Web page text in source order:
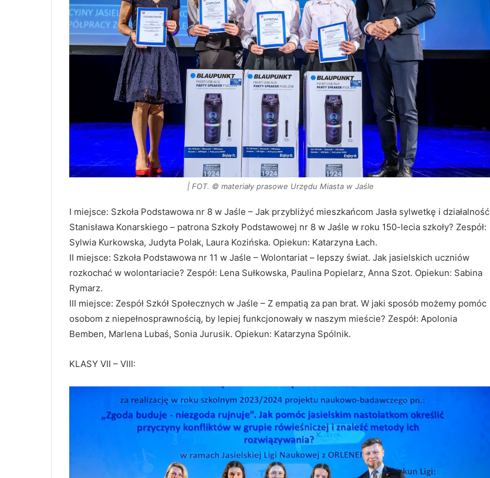
| FOT. © materiały prasowe Urzędu Miasta w Jaśle
I miejsce: Szkoła Podstawowa nr 8 w Jaśle – Jak przybliżyć mieszkańcom Jasła sylwetkę i działalność
Stanisława Konarskiego – patrona Szkoły Podstawowej nr 8 w Jaśle w roku 150-lecia szkoły? Zespół:
Sylwia Kurkowska, Judyta Polak, Laura Kozińska. Opiekun: Katarzyna Łach.
II miejsce: Szkoła Podstawowa nr 11 w Jaśle – Wolontariat – lepszy świat. Jak jasielskich uczniów
rozkochać w wolontariacie? Zespół: Lena Sułkowska, Paulina Popielarz, Anna Szot. Opiekun: Sabina
Rymarz.
III miejsce: Zespół Szkół Społecznych w Jaśle – Z empatią za pan brat. W jaki sposób możemy pomóc
osobom z niepełnosprawnością, by lepiej funkcjonowały w naszym mieście? Zespół: Apolonia
Bemben, Marlena Lubaś, Sonia Jurusik. Opiekun: Katarzyna Spólnik.
KLASY VII – VIII: